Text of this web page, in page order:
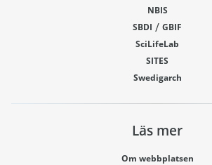
NBIS
SBDI / GBIF
SciLifeLab
SITES
Swedigarch
Läs mer
Om webbplatsen